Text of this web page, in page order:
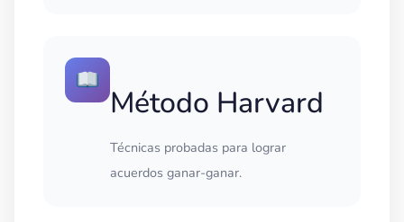
Método Harvard
Técnicas probadas para lograr
acuerdos ganar-ganar.